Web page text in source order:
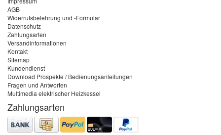
AGB
Widerrufsbelehrung und -Formular
Datenschutz
Zahlungsarten
Versandinformationen
Kontakt
Sitemap
Kundendienst
Download Prospekte / Bedienungsanleitungen
Fragen und Antworten
Multimedia elektrischer Heizkessel
Zahlungsarten